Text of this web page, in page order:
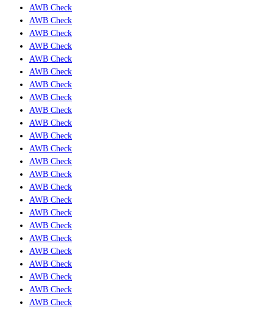
AWB Check
AWB Check
AWB Check
AWB Check
AWB Check
AWB Check
AWB Check
AWB Check
AWB Check
AWB Check
AWB Check
AWB Check
AWB Check
AWB Check
AWB Check
AWB Check
AWB Check
AWB Check
AWB Check
AWB Check
AWB Check
AWB Check
AWB Check
AWB Check